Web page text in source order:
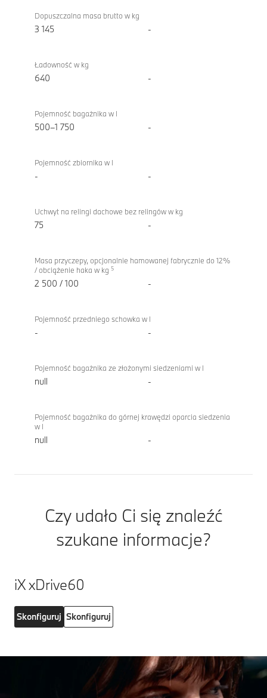
Dopuszczalna masa brutto w kg
3 145 -
Ładowność w kg
640 -
Pojemność bagażnika w l
500–1 750 -
Pojemność zbiornika w l
- -
Uchwyt na relingi dachowe bez relingów w kg
75 -
Masa przyczepy, opcjonalnie hamowanej fabrycznie do 12%
/ obciążenie haka w kg 5
2 500 / 100 -
Pojemność przedniego schowka w l
- -
Pojemność bagażnika ze złożonymi siedzeniami w l
null -
Pojemność bagażnika do górnej krawędzi oparcia siedzenia
w l
null -
Czy udało Ci się znaleźć
szukane informacje?
iX xDrive60
Skonfiguruj Skonfiguruj